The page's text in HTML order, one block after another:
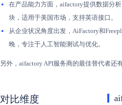
在产品能力方面，aifactory提供数据分
块，适用于美国市场，支持英语接口。
从企业状况角度出发，AiFactory和
晚，专注于人工智能测试与优化。
另外，aifactory API服务商的最佳替代者还
对比维度